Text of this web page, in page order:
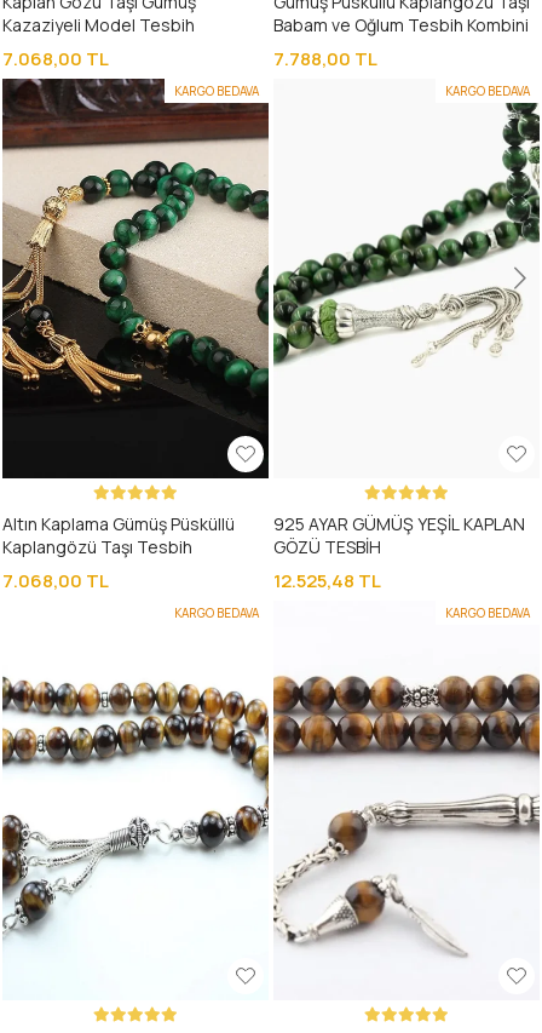
Kazaziyeli Model Tesbih
7.068,00 TL
Babam ve Oğlum Tesbih Kombini
7.788,00 TL
KARGO BEDAVA
Altın Kaplama Gümüş Püsküllü
Kaplangözü Taşı Tesbih
7.068,00 TL
KARGO BEDAVA
925 AYAR GÜMÜŞ YEŞİL KAPLAN
GÖZÜ TESBİH
12.525,48 TL
KARGO BEDAVA KARGO BEDAVA